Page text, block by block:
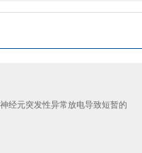
经元突发性异常放电导致短暂的